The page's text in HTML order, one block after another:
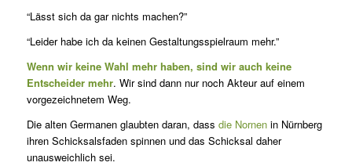
“Lässt sich da gar nichts machen?”
“Leider habe ich da keinen Gestaltungsspielraum mehr.”
Wenn wir keine Wahl mehr haben, sind wir auch keine
Entscheider mehr. Wir sind dann nur noch Akteur auf einem
vorgezeichnetem Weg.
Die alten Germanen glaubten daran, dass die Nornenin Nürnberg
ih­ren Schicksalsfaden spinnen und das Schicksal daher
unausweichlich sei.